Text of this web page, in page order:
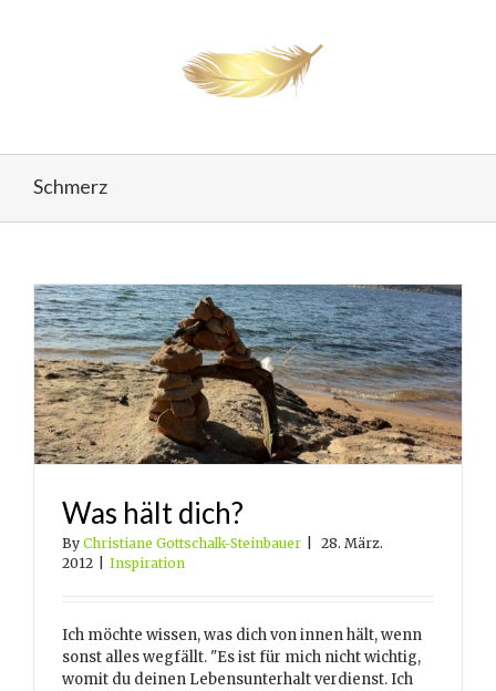
Schmerz
Was hält dich?
By Christiane Gottschalk-Steinbauer
28. März.
2012
Inspiration
Ich möchte wissen, was dich von innen hält, wenn
sonst alles wegfällt. "Es ist für mich nicht wichtig,
womit du deinen Lebensunterhalt verdienst. Ich